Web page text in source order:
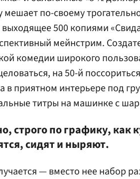
по-своему
500 копиями
мейнстрим.
комедии широкого
на 50-й
в приятном интерьере под
титры на машинке с
строго по графику, как
сидят и ныряют.
— вместо нее набор